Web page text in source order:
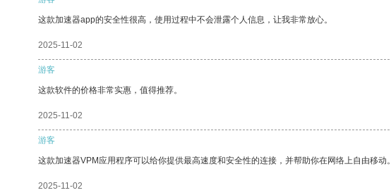
这款加速器app的安全性很高，使用过程中不会泄露个人信息，让我非常放心。
2025-11-02
游客
这款软件的价格非常实惠，值得推荐。
2025-11-02
游客
这款加速器VPM应用程序可以给你提供最高速度和安全性的连接，并帮助你在网络上自由移动。
2025-11-02